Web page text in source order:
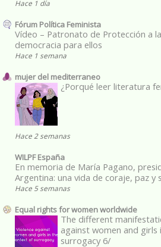
Hace 1 día
Fórum Política Feminista
Vídeo – Patronato de Protección a
democracia para ellos
Hace 1 semana
mujer del mediterraneo
¿Porqué leer literatura
Hace 2 semanas
WILPF España
En memoria de María Pagano,
Argentina: una vida de coraje, paz y
Hace 5 semanas
Equal rights for women worldwide
The different
against women and
surrogacy 6/